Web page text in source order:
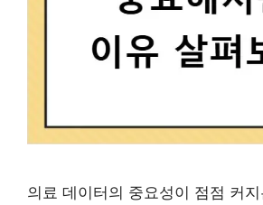
의료 데이터의 중요성이 점점 커